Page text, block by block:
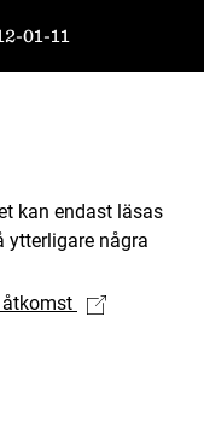
01-11
kan endast läsas
ytterligare några